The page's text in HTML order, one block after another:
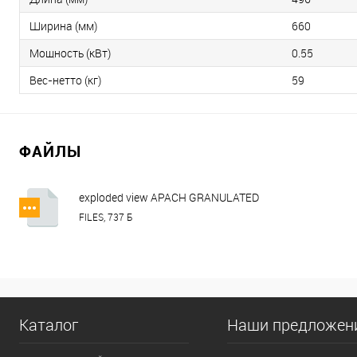
Ширина (мм)
660
Мощность (кВт)
0.55
Вес-нетто (кг)
59
ФАЙЛЫ
exploded view APACH GRANULATED
ICE MAKER AGB9519B A.pdf
FILES, 737 Б
Каталог Наши